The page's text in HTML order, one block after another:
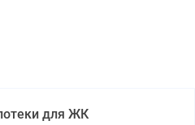
для ЖК